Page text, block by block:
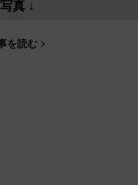
真 ↓
を読む